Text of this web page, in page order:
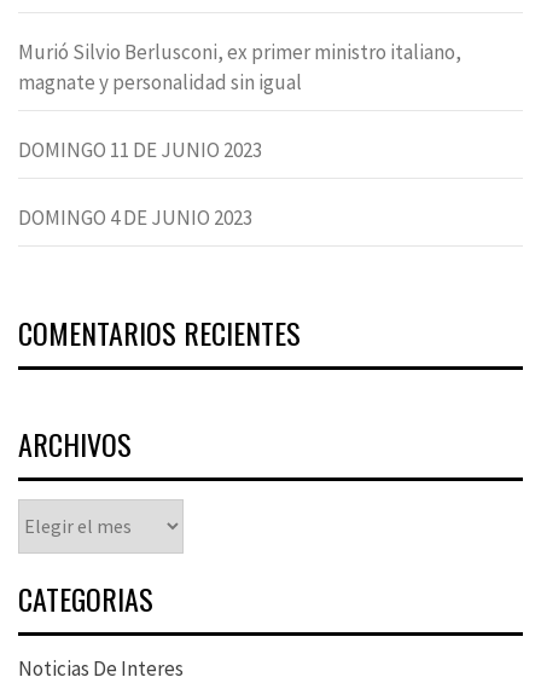
Murió Silvio Berlusconi, ex primer ministro italiano,
magnate y personalidad sin igual
DOMINGO 11 DE JUNIO 2023
DOMINGO 4 DE JUNIO 2023
COMENTARIOS RECIENTES
ARCHIVOS
CATEGORIAS
Noticias De Interes